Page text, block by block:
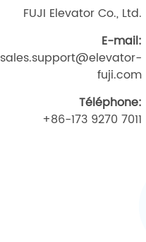
FUJI Elevator Co., Ltd.
E-mail:
sales.support@elevator-
fuji.com
Téléphone:
+86-173 9270 7011